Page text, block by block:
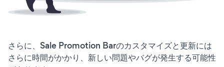
さらに、Sale Promotion Barのカスタマイズと更新には
さらに時間がかかり、新しい問題やバグが発生する可能性